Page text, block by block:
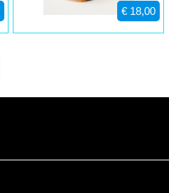
€ 18,00